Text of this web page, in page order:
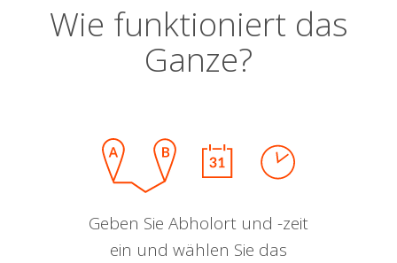
Wie funktioniert das
Ganze?
Geben Sie Abholort und -zeit
ein und wählen Sie das